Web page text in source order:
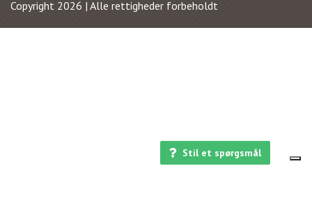
Copyright 2026 | Alle rettigheder forbeholdt
Stil et spørgsmål